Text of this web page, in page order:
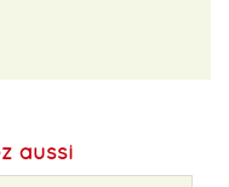
aussi